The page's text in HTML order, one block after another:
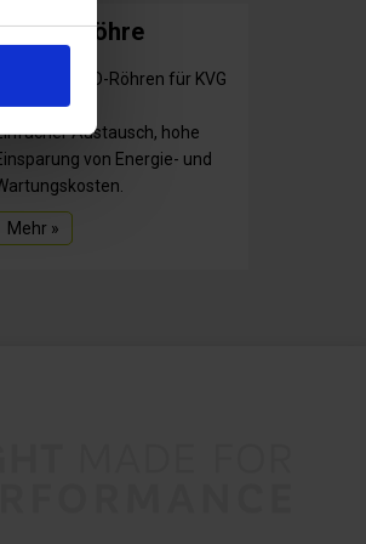
LED Röhre
UEBEX T8 LED-Röhren für KVG
VVG.
Austausch, hohe
von Energie- und
Mehr »